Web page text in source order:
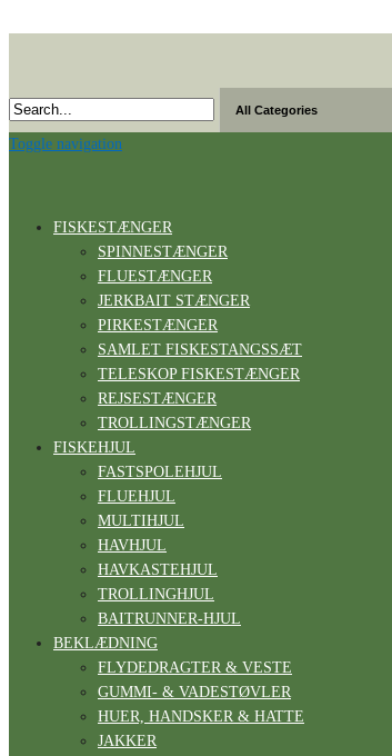
content
Toggle navigation
FISKESTÆNGER
SPINNESTÆNGER
FLUESTÆNGER
JERKBAIT STÆNGER
PIRKESTÆNGER
SAMLET FISKESTANGSSÆT
TELESKOP FISKESTÆNGER
REJSESTÆNGER
TROLLINGSTÆNGER
FISKEHJUL
FASTSPOLEHJUL
FLUEHJUL
MULTIHJUL
HAVHJUL
HAVKASTEHJUL
TROLLINGHJUL
BAITRUNNER-HJUL
BEKLÆDNING
FLYDEDRAGTER & VESTE
GUMMI- & VADESTØVLER
HUER, HANDSKER & HATTE
JAKKER